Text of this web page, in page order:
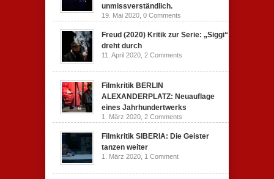
unmissverständlich.
19. Mai 2020, 0 Comments
Freud (2020) Kritik zur Serie: „Siggi“
dreht durch
11. April 2020, 2 Comments
Filmkritik BERLIN
ALEXANDERPLATZ: Neuauflage
eines Jahrhundertwerks
1. März 2020, 2 Comments
Filmkritik SIBERIA: Die Geister
tanzen weiter
1. März 2020, 1 Comment